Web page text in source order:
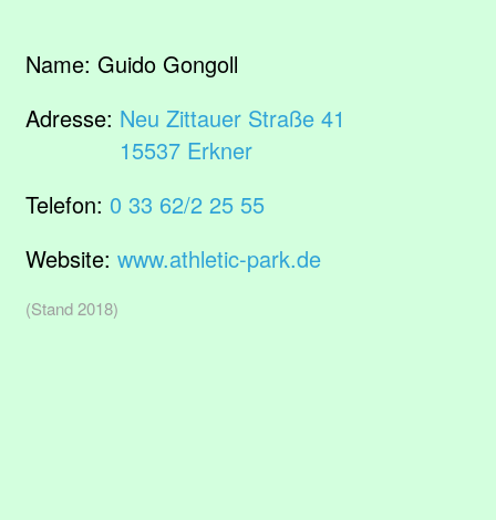
Name: Guido Gongoll
Adresse: Neu Zittauer Straße 41
15537 Erkner
Telefon: 0 33 62/2 25 55
Website: www.athletic-park.de
(Stand 2018)